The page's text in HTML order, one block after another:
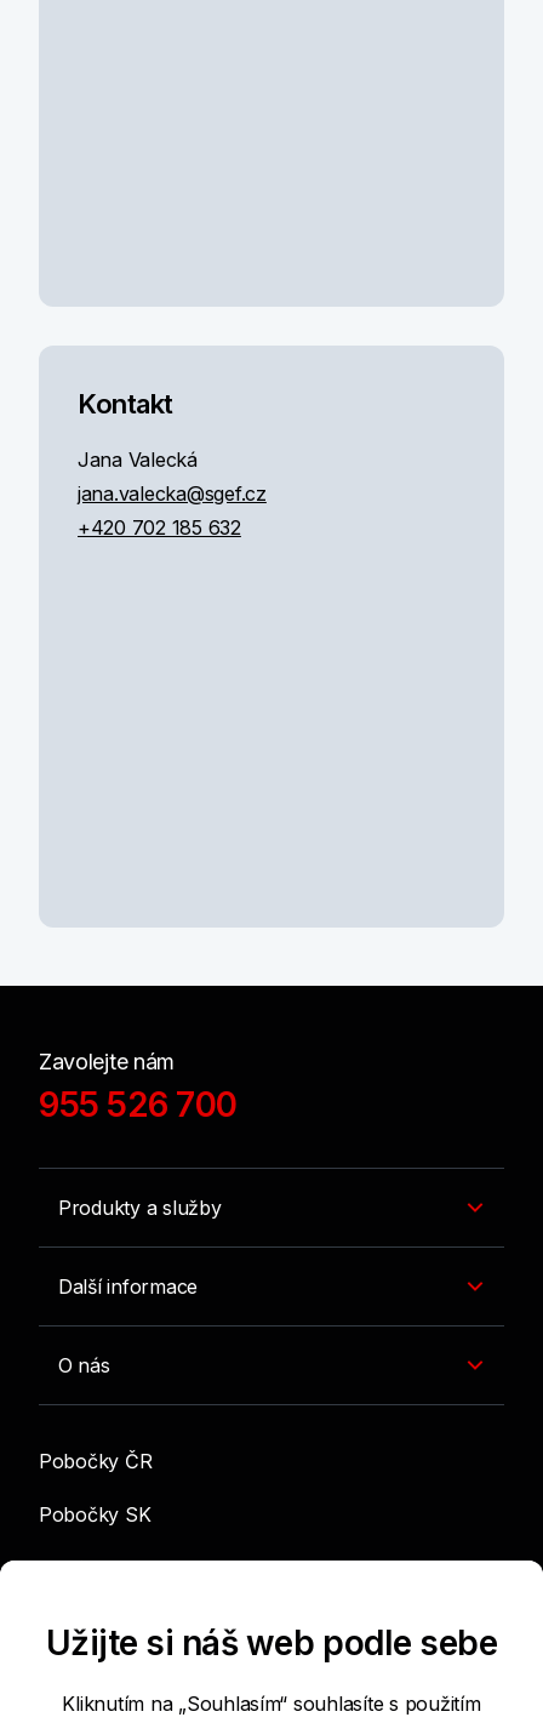
Kontakt
Jana Valecká
jana.valecka@sgef.cz
+420 702 185 632
Zavolejte nám
955 526 700
Produkty a služby
Další informace
O nás
Pobočky ČR
Pobočky SK
info@sgef.cz
Užijte si náš web podle sebe
Kliknutím na „Souhlasím“ souhlasíte s použitím